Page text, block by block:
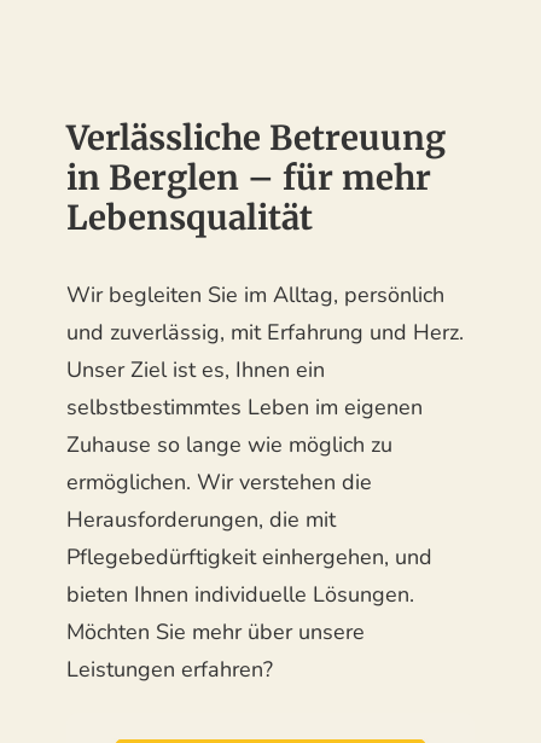
Verlässliche Betreuung
in Berglen – für mehr
Lebensqualität
Wir begleiten Sie im Alltag, persönlich
und zuverlässig, mit Erfahrung und Herz.
Unser Ziel ist es, Ihnen ein
selbstbestimmtes Leben im eigenen
Zuhause so lange wie möglich zu
ermöglichen. Wir verstehen die
Herausforderungen, die mit
Pflegebedürftigkeit einhergehen, und
bieten Ihnen individuelle Lösungen.
Möchten Sie mehr über unsere
Leistungen erfahren?